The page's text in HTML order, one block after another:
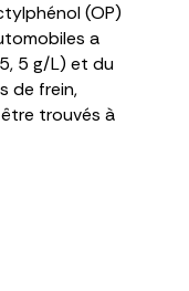
(OP)
a
5 g/L) et du
de frein,
trouvés à